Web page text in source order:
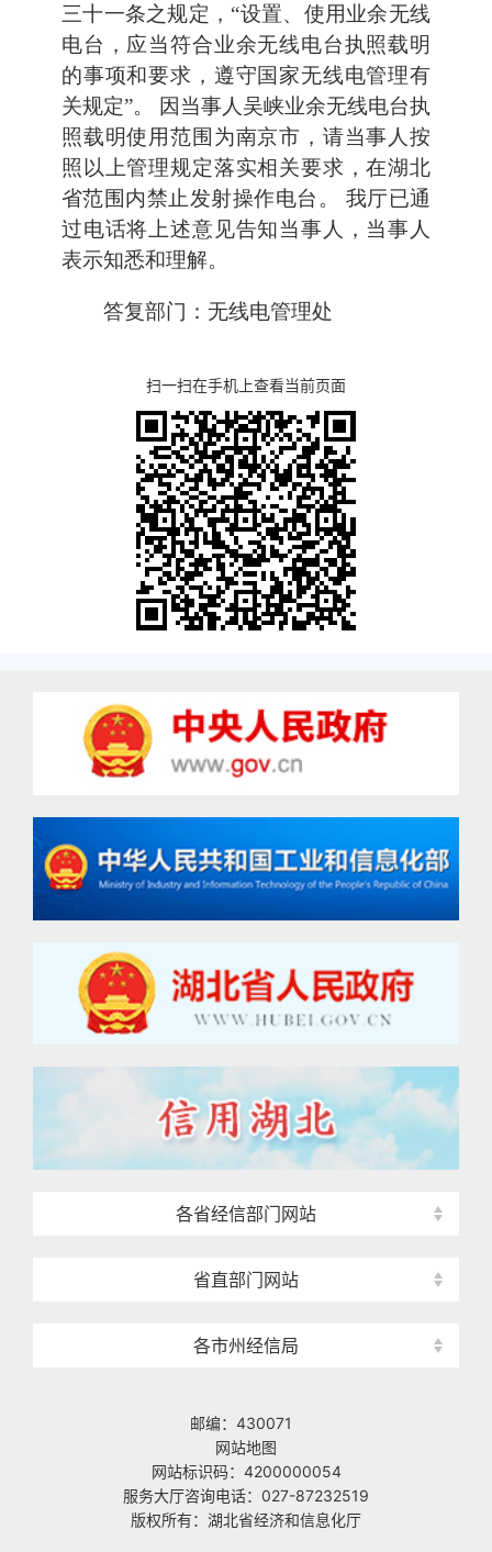
三十一条之规定，“设置、使用业余无线
电台，应当符合业余无线电台执照载明
的事项和要求，遵守国家无线电管理有
关规定”。 因当事人吴峡业余无线电台执
照载明使用范围为南京市，请当事人按
照以上管理规定落实相关要求，在湖北
省范围内禁止发射操作电台。 我厅已通
过电话将上述意见告知当事人，当事人
表示知悉和理解。
答复部门：无线电管理处
扫一扫在手机上查看当前页面
各省经信部门网站
省直部门网站
各市州经信局
邮编：430071
网站地图
网站标识码：4200000054
服务大厅咨询电话：027-87232519
版权所有：湖北省经济和信息化厅